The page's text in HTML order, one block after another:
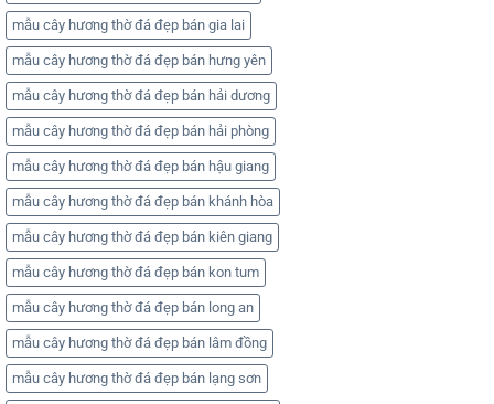
mẫu cây hương thờ đá đẹp bán gia lai
mẫu cây hương thờ đá đẹp bán hưng yên
mẫu cây hương thờ đá đẹp bán hải dương
mẫu cây hương thờ đá đẹp bán hải phòng
mẫu cây hương thờ đá đẹp bán hậu giang
mẫu cây hương thờ đá đẹp bán khánh hòa
mẫu cây hương thờ đá đẹp bán kiên giang
mẫu cây hương thờ đá đẹp bán kon tum
mẫu cây hương thờ đá đẹp bán long an
mẫu cây hương thờ đá đẹp bán lâm đồng
mẫu cây hương thờ đá đẹp bán lạng sơn